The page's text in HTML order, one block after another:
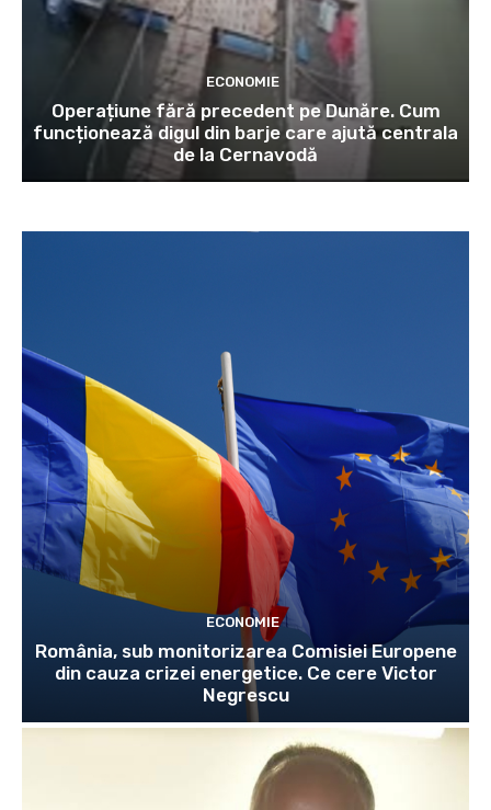
ECONOMIE
Operațiune fără precedent pe Dunăre. Cum
funcționează digul din barje care ajută centrala
de la Cernavodă
ECONOMIE
România, sub monitorizarea Comisiei Europene
din cauza crizei energetice. Ce cere Victor
Negrescu